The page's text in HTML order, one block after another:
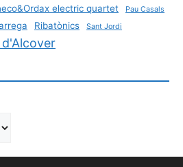
electric quartet Pau Casals
Ribatònics Sant Jordi
d'Alcover